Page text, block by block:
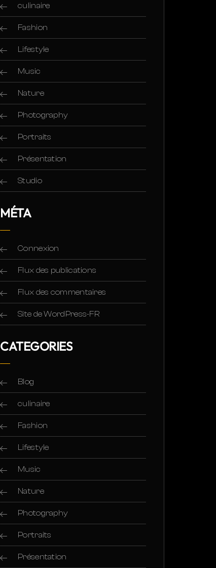
culinaire
Fashion
Lifestyle
Music
Nature
Photography
Portraits
Présentation
Studio
MÉTA
Connexion
Flux des publications
Flux des commentaires
Site de WordPress-FR
CATEGORIES
Blog
culinaire
Fashion
Lifestyle
Music
Nature
Photography
Portraits
Présentation